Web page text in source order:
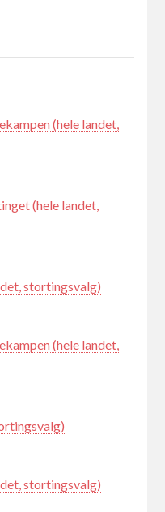
(hele landet,
(hele landet,
stortingsvalg)
(hele landet,
stortingsvalg)